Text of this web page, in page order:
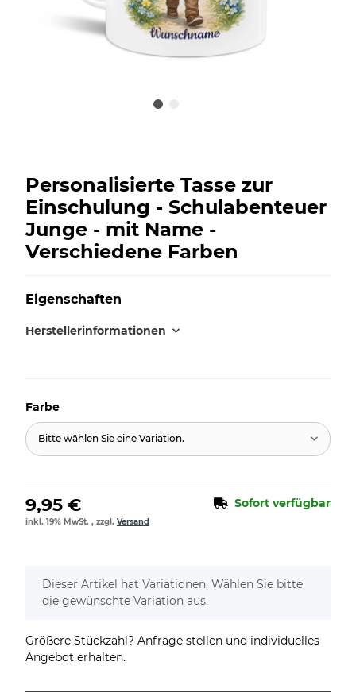
Personalisierte Tasse zur
Einschulung - Schulabenteuer
Junge - mit Name -
Verschiedene Farben
Eigenschaften
Herstellerinformationen
Farbe
Bitte wählen Sie eine Variation.
9,95 € Sofort verfügbar
inkl. 19% MwSt. , zzgl. Versand
x
Dieser Artikel hat Variationen. Wählen Sie bitte
die gewünschte Variation aus.
Größere Stückzahl? Anfrage stellen und individuelles
Angebot erhalten.